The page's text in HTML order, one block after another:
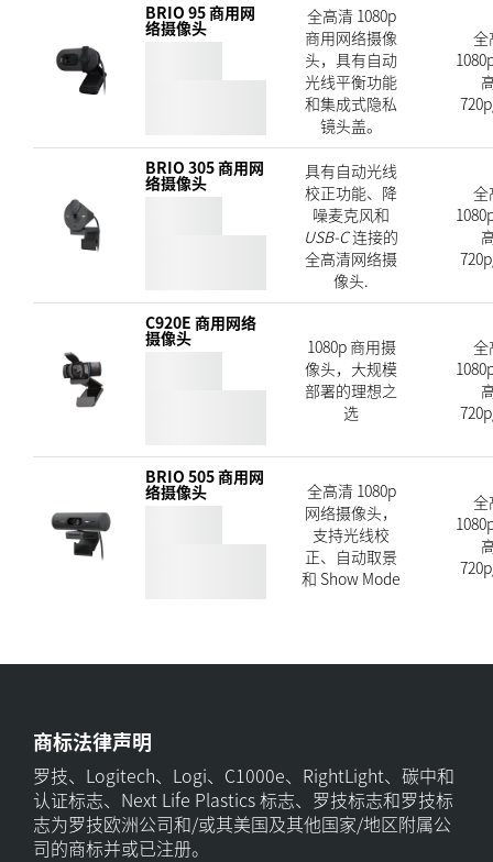
BRIO 95 商用网
络摄像头
全高清 1080p
商用网络摄像
头，具有自动
光线平衡功能
和集成式隐私
镜头盖。
全
BRIO 305 商用网
络摄像头
具有自动光线
校正功能、降
噪麦克风和
USB-C连接的
全高清网络摄
像头.
全
C920E 商用网络
摄像头
1080p 商用摄
像头，大规模
部署的理想之
选
全
BRIO 505 商用网
络摄像头
全高清 1080p
网络摄像头，
支持光线校
正、自动取景
和 Show Mode
全
商标法律声明
罗技、Logitech、Logi、C1000e、RightLight、碳中和
认证标志、Next Life Plastics 标志、罗技标志和罗技标
志为罗技欧洲公司和/或其美国及其他国家/地区附属公
司的商标并或已注册。